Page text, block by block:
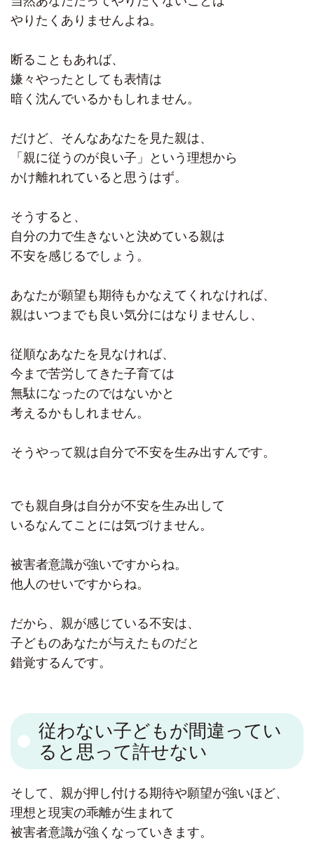
やりたくありませんよね。
断ることもあれば、
嫌々やったとしても表情は
暗く沈んでいるかもしれません。
だけど、そんなあなたを見た親は、
「親に従うのが良い子」という理想から
かけ離れれていると思うはず。
そうすると、
自分の力で生きないと決めている親は
不安を感じるでしょう。
あなたが願望も期待もかなえてくれなければ、
親はいつまでも良い気分にはなりませんし、
従順なあなたを見なければ、
今まで苦労してきた子育ては
無駄になったのではないかと
考えるかもしれません。
そうやって親は自分で不安を生み出すんです。
でも親自身は自分が不安を生み出して
いるなんてことには気づけません。
被害者意識が強いですからね。
他人のせいですからね。
だから、親が感じている不安は、
子どものあなたが与えたものだと
錯覚するんです。
従わない子どもが間違ってい
ると思って許せない
そして、親が押し付ける期待や願望が強いほど、
理想と現実の乖離が生まれて
被害者意識が強くなっていきます。